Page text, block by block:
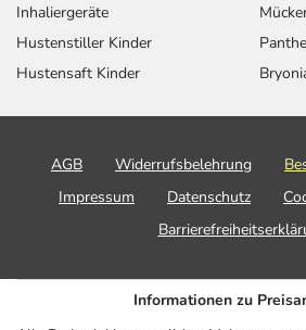
Inhaliergeräte
Hustenstiller Kinder
Hustensaft Kinder
AGB Widerrufsbelehrung
Impressum
Datenschutz
Informationen zu